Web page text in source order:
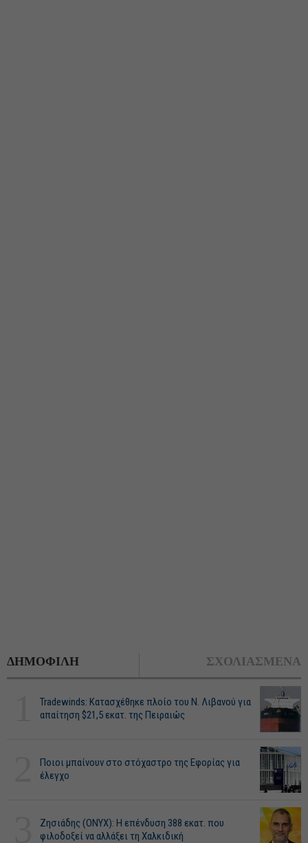
ΔΗΜΟΦΙΛΗ ΣΧΟΛΙΑΣΜΕΝΑ
Tradewinds: Κατασχέθηκε πλοίο του Ν. Λιβανού για
απαίτηση $21,5 εκατ. της Πειραιώς
Ποιοι μπαίνουν στο στόχαστρο της Εφορίας για
έλεγχο
Ζησιάδης (ONYX): Η επένδυση 388 εκατ. που
φιλοδοξεί να αλλάξει τη Χαλκιδική